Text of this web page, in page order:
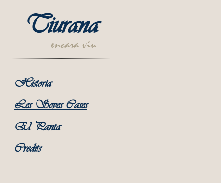
Tiurana
encara viu
Historia
Les Seves Cases
El Panta
Credits